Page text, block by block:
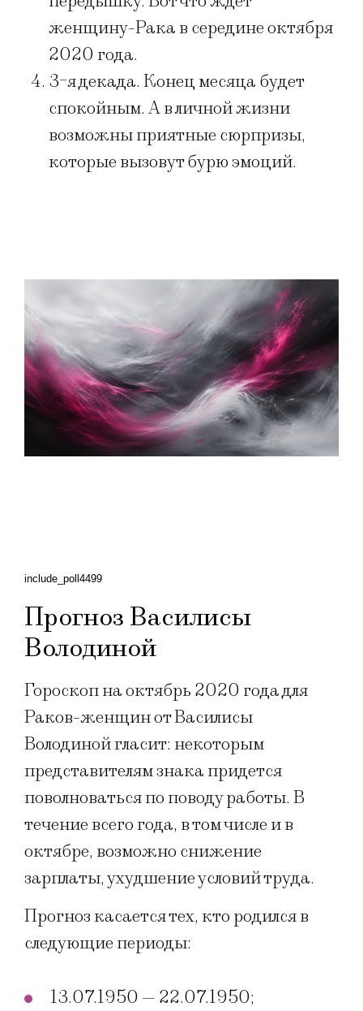
женщину-Рака в середине октября
2020 года.
3-я декада. Конец месяца будет
спокойным. А в личной жизни
возможны приятные сюрпризы,
которые вызовут бурю эмоций.
include_poll4499
Прогноз Василисы
Володиной
Гороскоп на октябрь 2020 года для
Раков-женщин от Василисы
Володиной гласит: некоторым
представителям знака придется
поволноваться по поводу работы. В
течение всего года, в том числе и в
октябре, возможно снижение
зарплаты, ухудшение условий труда.
Прогноз касается тех, кто родился в
следующие периоды:
13.07.1950 — 22.07.1950;